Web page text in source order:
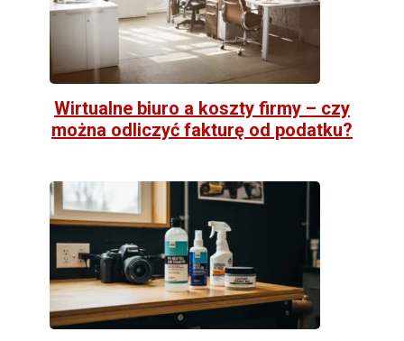
Wirtualne biuro a koszty firmy – czy
można odliczyć fakturę od podatku?